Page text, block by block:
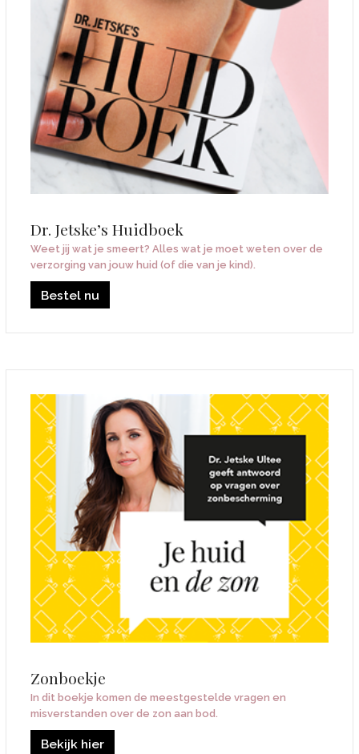
Dr. Jetske’s Huidboek
Weet jij wat je smeert? Alles wat je moet weten over de
verzorging van jouw huid (of die van je kind).
Bestel nu
Zonboekje
In dit boekje komen de meestgestelde vragen en
misverstanden over de zon aan bod.
Bekijk hier